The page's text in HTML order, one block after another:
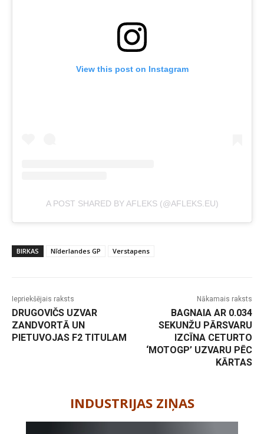
View this post on Instagram
A POST SHARED BY AFLEKS (@AFLEKS.EU)
BIRKAS Nīderlandes GP Verstapens
Iepriekšējais raksts
DRUGOVIČS UZVAR
ZANDVORTĀ UN
PIETUVOJAS F2 TITULAM
Nākamais raksts
BAGNAIA AR 0.034
SEKUNŽU PĀRSVARU
IZCĪNA CETURTO
‘MOTOGP’ UZVARU PĒC
KĀRTAS
INDUSTRIJAS ZIŅAS